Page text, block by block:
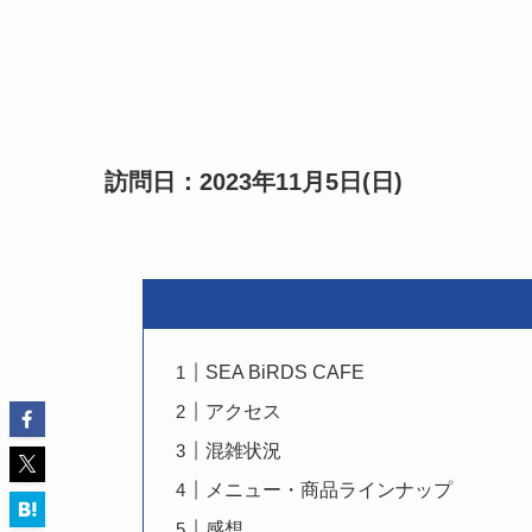
訪問日：2023年11月5日(日)
SEA BiRDS CAFE
アクセス
混雑状況
メニュー・商品ラインナップ